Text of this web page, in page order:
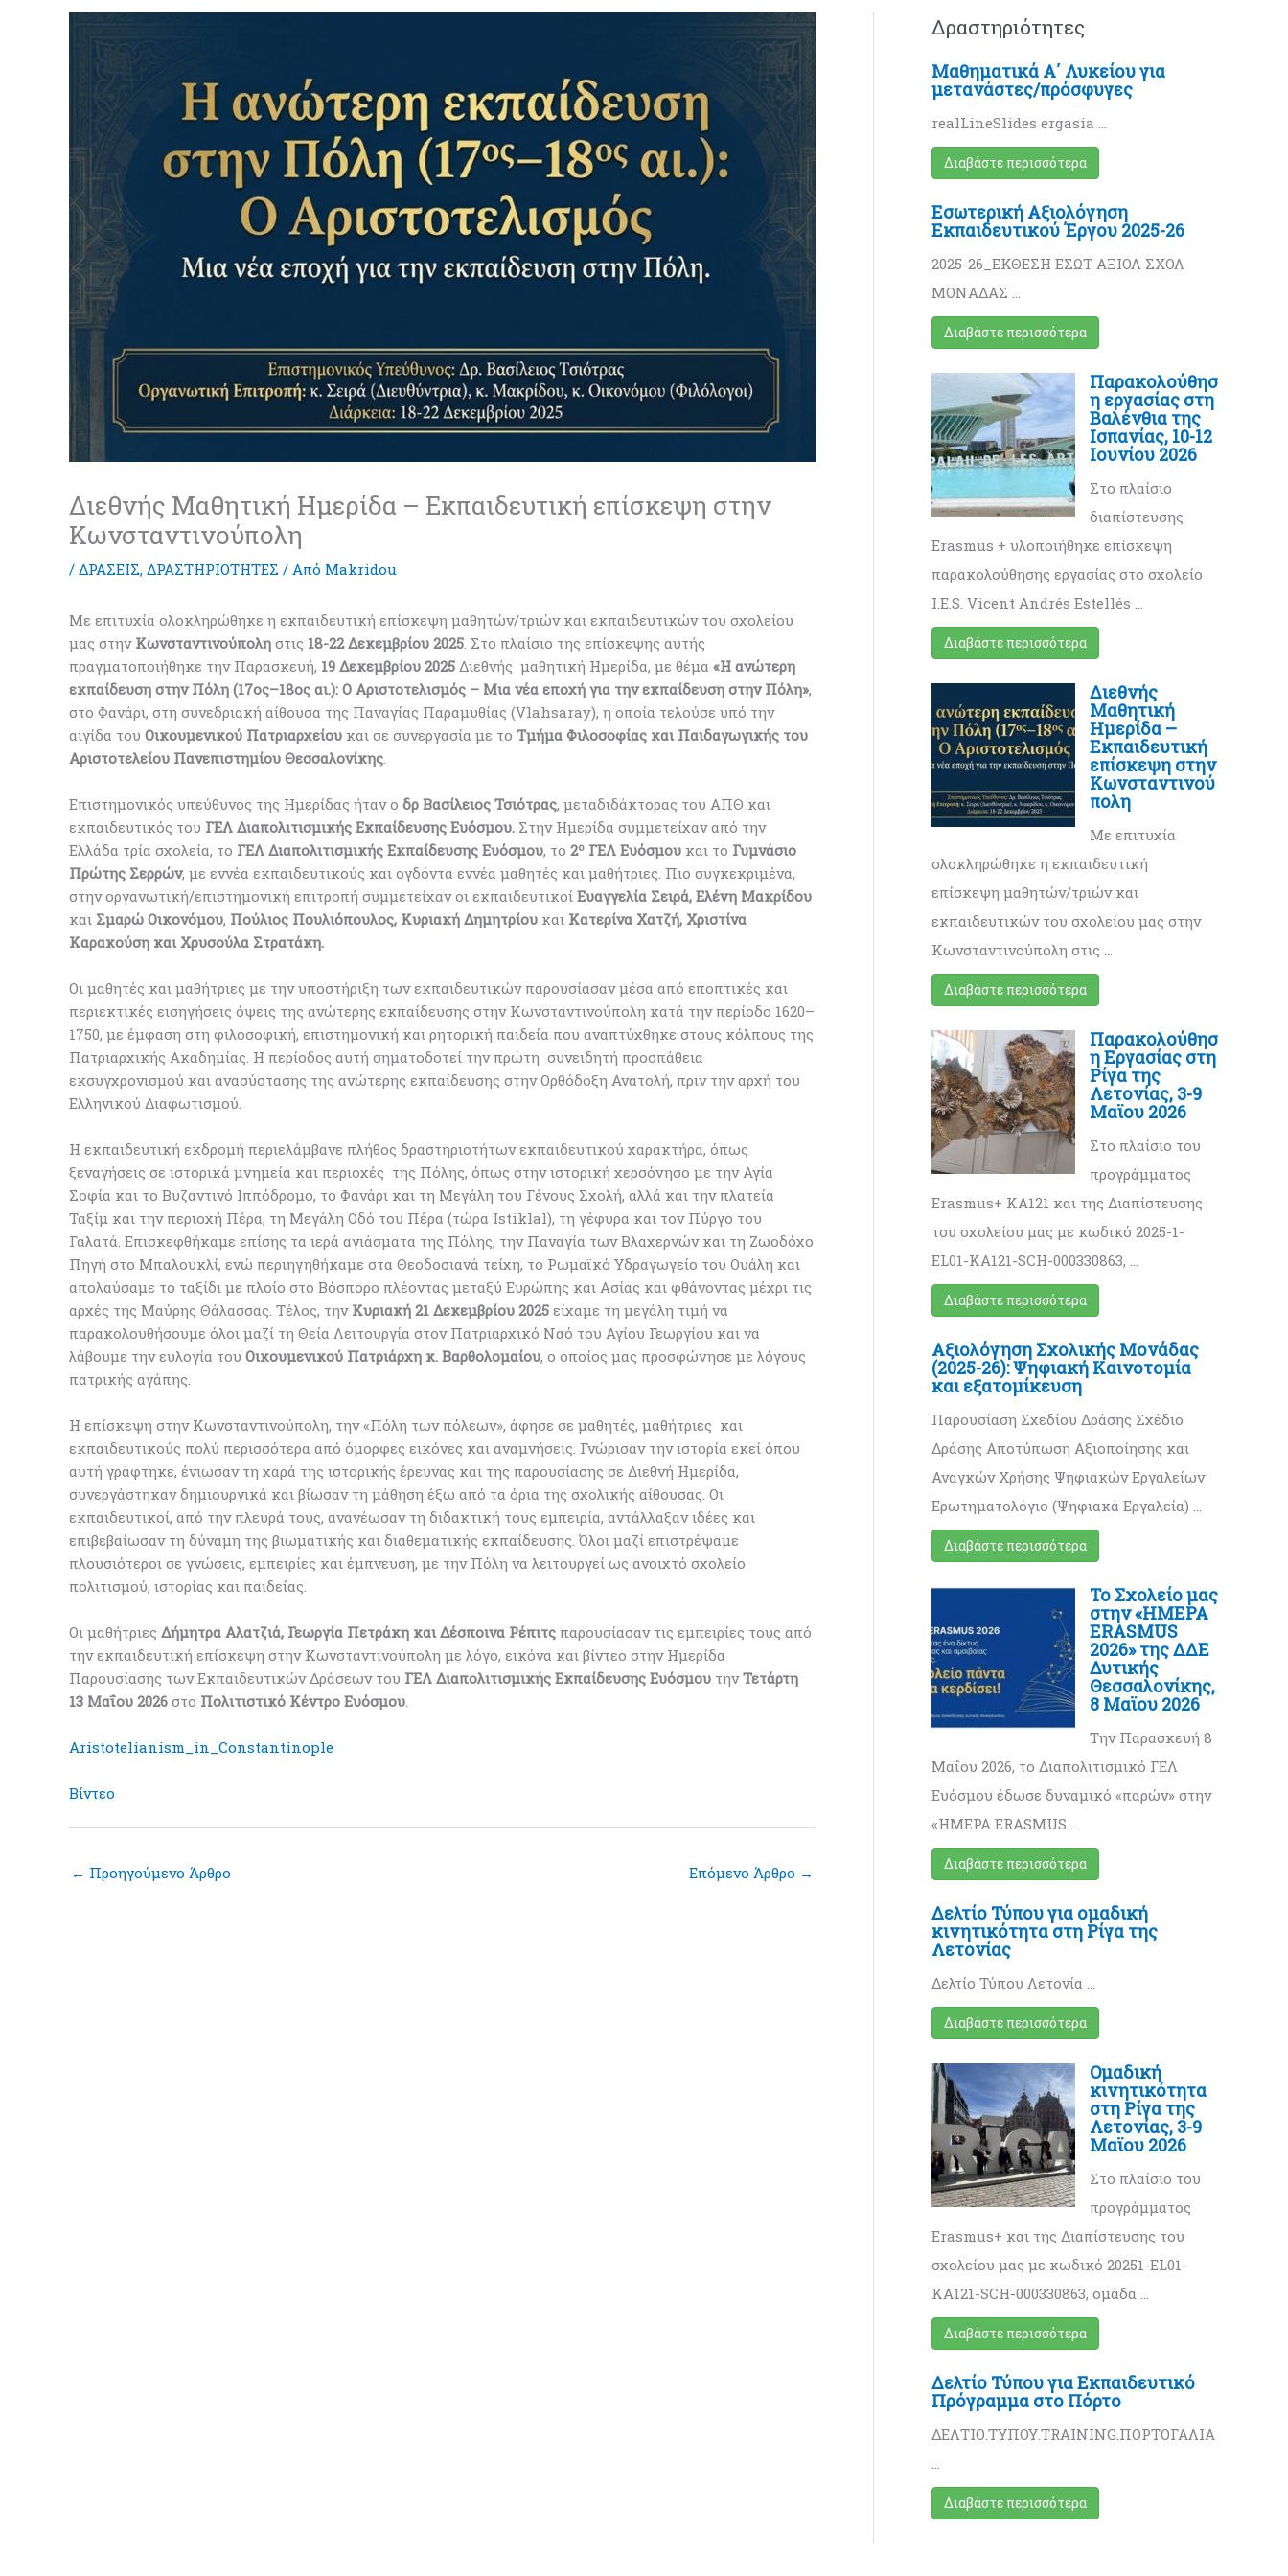
Διεθνής Mαθητική Ημερίδα – Eκπαιδευτική επίσκεψη στην
Κωνσταντινούπολη
/ ΔΡΑΣΕΙΣ, ΔΡΑΣΤΗΡΙΟΤΗΤΕΣ / Από Makridou
Με επιτυχία ολοκληρώθηκε η εκπαιδευτική επίσκεψη μαθητών/τριών και εκπαιδευτικών του σχολείου
μας στην Κωνσταντινούπολη στις 18-22 Δεκεμβρίου 2025. Στο πλαίσιο της επίσκεψης αυτής
πραγματοποιήθηκε την Παρασκευή, 19 Δεκεμβρίου 2025 Διεθνής μαθητική Ημερίδα, με θέμα «Η ανώτερη
εκπαίδευση στην Πόλη (17ος–18ος αι.): Ο Αριστοτελισμός – Μια νέα εποχή για την εκπαίδευση στην Πόλη»,
στο Φανάρι, στη συνεδριακή αίθουσα της Παναγίας Παραμυθίας (Vlahsaray), η οποία τελούσε υπό την
αιγίδα του Οικουμενικού Πατριαρχείου και σε συνεργασία με το Τμήμα Φιλοσοφίας και Παιδαγωγικής του
Αριστοτελείου Πανεπιστημίου Θεσσαλονίκης.
Επιστημονικός υπεύθυνος της Ημερίδας ήταν ο δρ Βασίλειος Τσιότρας, μεταδιδάκτορας του ΑΠΘ και
εκπαιδευτικός του ΓΕΛ Διαπολιτισμικής Εκπαίδευσης Ευόσμου. Στην Ημερίδα συμμετείχαν από την
Ελλάδα τρία σχολεία, το ΓΕΛ Διαπολιτισμικής Εκπαίδευσης Ευόσμου, το 2ο ΓΕΛ Ευόσμου και το Γυμνάσιο
Πρώτης Σερρών, με εννέα εκπαιδευτικούς και ογδόντα εννέα μαθητές και μαθήτριες. Πιο συγκεκριμένα,
στην οργανωτική/επιστημονική επιτροπή συμμετείχαν οι εκπαιδευτικοί Ευαγγελία Σειρά, Ελένη Μακρίδου
και Σμαρώ Οικονόμου, Πούλιος Πουλιόπουλος, Κυριακή Δημητρίου και Κατερίνα Χατζή, Χριστίνα
Καρακούση και Χρυσούλα Στρατάκη.
Οι μαθητές και μαθήτριες με την υποστήριξη των εκπαιδευτικών παρουσίασαν μέσα από εποπτικές και
περιεκτικές εισηγήσεις όψεις της ανώτερης εκπαίδευσης στην Κωνσταντινούπολη κατά την περίοδο 1620–
1750, με έμφαση στη φιλοσοφική, επιστημονική και ρητορική παιδεία που αναπτύχθηκε στους κόλπους της
Πατριαρχικής Ακαδημίας. Η περίοδος αυτή σηματοδοτεί την πρώτη συνειδητή προσπάθεια
εκσυγχρονισμού και ανασύστασης της ανώτερης εκπαίδευσης στην Ορθόδοξη Ανατολή, πριν την αρχή του
Ελληνικού Διαφωτισμού.
Η εκπαιδευτική εκδρομή περιελάμβανε πλήθος δραστηριοτήτων εκπαιδευτικού χαρακτήρα, όπως
ξεναγήσεις σε ιστορικά μνημεία και περιοχές της Πόλης, όπως στην ιστορική χερσόνησο με την Αγία
Σοφία και το Βυζαντινό Ιππόδρομο, το Φανάρι και τη Μεγάλη του Γένους Σχολή, αλλά και την πλατεία
Ταξίμ και την περιοχή Πέρα, τη Μεγάλη Οδό του Πέρα (τώρα Istiklal), τη γέφυρα και τον Πύργο του
Γαλατά. Επισκεφθήκαμε επίσης τα ιερά αγιάσματα της Πόλης, την Παναγία των Βλαχερνών και τη Ζωοδόχο
Πηγή στο Μπαλουκλί, ενώ περιηγηθήκαμε στα Θεοδοσιανά τείχη, το Ρωμαϊκό Υδραγωγείο του Ουάλη και
απολαύσαμε το ταξίδι με πλοίο στο Βόσπορο πλέοντας μεταξύ Ευρώπης και Ασίας και φθάνοντας μέχρι τις
αρχές της Μαύρης Θάλασσας. Τέλος, την Κυριακή 21 Δεκεμβρίου 2025 είχαμε τη μεγάλη τιμή να
παρακολουθήσουμε όλοι μαζί τη Θεία Λειτουργία στον Πατριαρχικό Ναό του Αγίου Γεωργίου και να
λάβουμε την ευλογία του Οικουμενικού Πατριάρχη κ. Βαρθολομαίου, ο οποίος μας προσφώνησε με λόγους
πατρικής αγάπης.
Η επίσκεψη στην Κωνσταντινούπολη, την «Πόλη των πόλεων», άφησε σε μαθητές, μαθήτριες και
εκπαιδευτικούς πολύ περισσότερα από όμορφες εικόνες και αναμνήσεις. Γνώρισαν την ιστορία εκεί όπου
αυτή γράφτηκε, ένιωσαν τη χαρά της ιστορικής έρευνας και της παρουσίασης σε Διεθνή Ημερίδα,
συνεργάστηκαν δημιουργικά και βίωσαν τη μάθηση έξω από τα όρια της σχολικής αίθουσας. Οι
εκπαιδευτικοί, από την πλευρά τους, ανανέωσαν τη διδακτική τους εμπειρία, αντάλλαξαν ιδέες και
επιβεβαίωσαν τη δύναμη της βιωματικής και διαθεματικής εκπαίδευσης. Όλοι μαζί επιστρέψαμε
πλουσιότεροι σε γνώσεις, εμπειρίες και έμπνευση, με την Πόλη να λειτουργεί ως ανοιχτό σχολείο
πολιτισμού, ιστορίας και παιδείας.
Οι μαθήτριες Δήμητρα Αλατζιά, Γεωργία Πετράκη και Δέσποινα Ρέπιτς παρουσίασαν τις εμπειρίες τους από
την εκπαιδευτική επίσκεψη στην Κωνσταντινούπολη με λόγο, εικόνα και βίντεο στην Ημερίδα
Παρουσίασης των Εκπαιδευτικών Δράσεων του ΓΕΛ Διαπολιτισμικής Εκπαίδευσης Ευόσμου τηνΤετάρτη
13 Μαΐου 2026 στο Πολιτιστικό Κέντρο Ευόσμου.
Aristotelianism_in_Constantinople
Βίντεο
← Προηγούμενο Άρθρο Επόμενο Άρθρο →
Δραστηριότητες
Μαθηματικά Α΄ Λυκείου για
μετανάστες/πρόσφυγες
realLineSlides ergasia …
Διαβάστε περισσότερα
Εσωτερική Αξιολόγηση
Εκπαιδευτικού Έργου 2025-26
2025-26_ΕΚΘΕΣΗ ΕΣΩΤ ΑΞΙΟΛ ΣΧΟΛ
ΜΟΝΑΔΑΣ …
Διαβάστε περισσότερα
Παρακολούθησ
η εργασίας στη
Βαλένθια της
Ισπανίας, 10-12
Ιουνίου 2026
Στο πλαίσιο
διαπίστευσης
Erasmus + υλοποιήθηκε επίσκεψη
παρακολούθησης εργασίας στο σχολείο
I.E.S. Vicent Andrés Estellés …
Διαβάστε περισσότερα
Διεθνής
Mαθητική
Ημερίδα –
Eκπαιδευτική
επίσκεψη στην
Κωνσταντινού
πολη
Με επιτυχία
ολοκληρώθηκε η εκπαιδευτική
επίσκεψη μαθητών/τριών και
εκπαιδευτικών του σχολείου μας στην
Κωνσταντινούπολη στις …
Διαβάστε περισσότερα
Παρακολούθησ
η Εργασίας στη
Ρίγα της
Λετονίας, 3-9
Μαϊου 2026
Στο πλαίσιο του
προγράμματος
Erasmus+ KA121 και της Διαπίστευσης
του σχολείου μας με κωδικό 2025-1-
EL01-KA121-SCH-000330863, …
Διαβάστε περισσότερα
Αξιολόγηση Σχολικής Μονάδας
(2025-26): Ψηφιακή Καινοτομία
και εξατομίκευση
Παρουσίαση Σχεδίου Δράσης Σχέδιο
Δράσης Αποτύπωση Αξιοποίησης και
Αναγκών Χρήσης Ψηφιακών Εργαλείων
Ερωτηματολόγιο (Ψηφιακά Εργαλεία) …
Διαβάστε περισσότερα
Το Σχολείο μας
στην «ΗΜΕΡΑ
ERASMUS
2026» της ΔΔΕ
Δυτικής
Θεσσαλονίκης,
8 Μαϊου 2026
Την Παρασκευή 8
Μαΐου 2026, το Διαπολιτισμικό ΓΕΛ
Ευόσμου έδωσε δυναμικό «παρών» στην
«ΗΜΕΡΑ ERASMUS …
Διαβάστε περισσότερα
Δελτίο Τύπου για ομαδική
κινητικότητα στη Ρίγα της
Λετονίας
Δελτίο Τύπου Λετονία …
Διαβάστε περισσότερα
Ομαδική
κινητικότητα
στη Ρίγα της
Λετονίας, 3-9
Μαϊου 2026
Στο πλαίσιο του
προγράμματος
Erasmus+ και της Διαπίστευσης του
σχολείου μας με κωδικό 20251-EL01-
KA121-SCH-000330863, ομάδα …
Διαβάστε περισσότερα
Δελτίο Τύπου για Εκπαιδευτικό
Πρόγραμμα στο Πόρτο
ΔΕΛΤΙΟ.ΤΥΠΟΥ.TRAINING.ΠΟΡΤΟΓΑΛΙΑ
Διαβάστε περισσότερα